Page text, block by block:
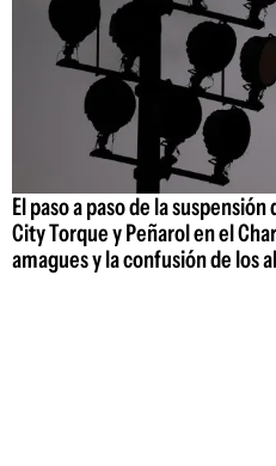
El paso a paso de la
City Torque y Peñarol en el
amagues y la confusión de los